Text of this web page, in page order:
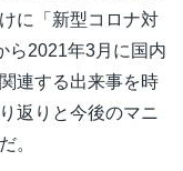
に「新型コロナ対
ら2021年3月に国内
連する出来事を時
返りと今後のマニ
。